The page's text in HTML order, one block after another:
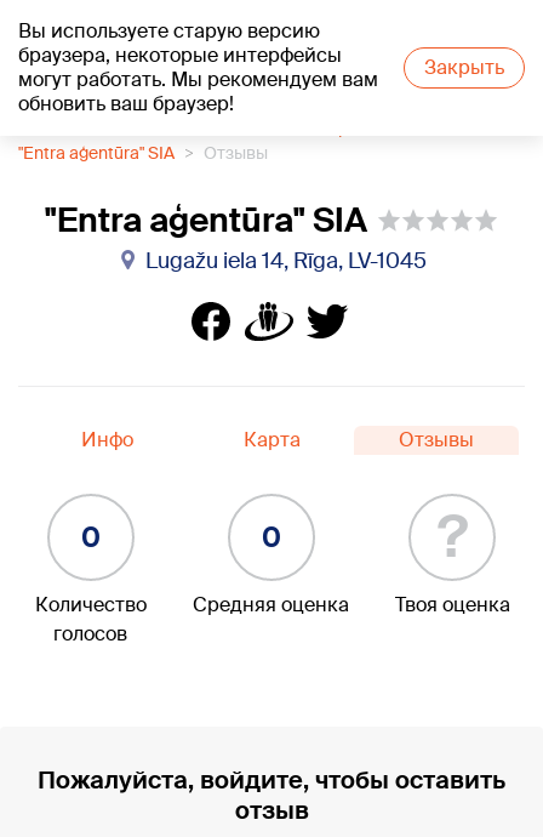
Вы используете старую версию
браузера, некоторые интерфейсы
могут работать. Мы рекомендуем вам
обновить ваш браузер!
Закрыть
+18°C
"Entra aģentūra" SIA
Отзывы
"Entra aģentūra" SIA
Lugažu iela 14, Rīga, LV-1045
Инфо Карта Отзывы
0
Количество
голосов
0
Средняя оценка
?
Твоя оценка
Пожалуйста, войдите, чтобы оставить
отзыв